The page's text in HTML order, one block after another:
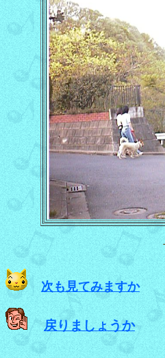
次も見てみますか
戻りましょうか